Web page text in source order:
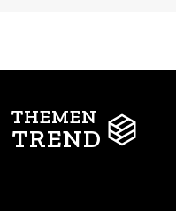
THEMEN
TREND